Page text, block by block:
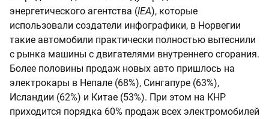
энергетического агентства (IEA), которые
использовали создатели инфографики, в Норвегии
такие автомобили практически полностью вытеснили
с рынка машины с двигателями внутреннего сгорания.
Более половины продаж новых авто пришлось на
электрокары в Непале (68%), Сингапуре (63%),
Исландии (62%) и Китае (53%). При этом на КНР
приходится порядка 60% продаж всех электромобилей